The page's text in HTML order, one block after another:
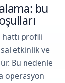
bu
hattı profili
etkinlik ve
Bu nedenle
operasyon